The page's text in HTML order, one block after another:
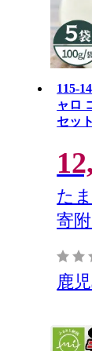
115-
ャロ
セッ
た
寄
鹿